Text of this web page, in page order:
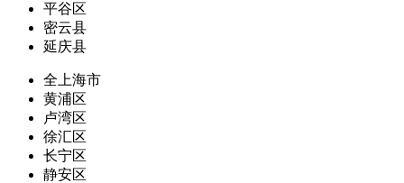
平谷区
密云县
延庆县
全上海市
黄浦区
卢湾区
徐汇区
长宁区
静安区